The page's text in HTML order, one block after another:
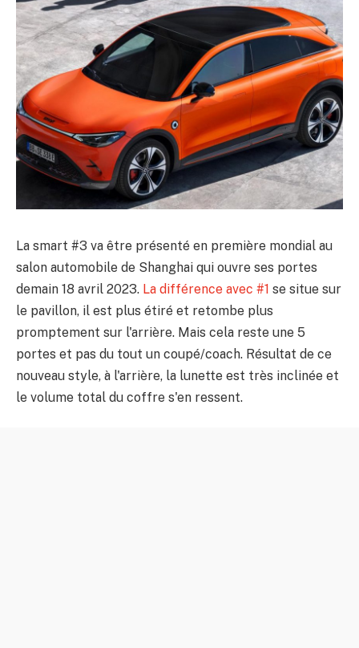
La smart #3 va être présenté en première mondial au
salon automobile de Shanghai qui ouvre ses portes
demain 18 avril 2023. La différence avec #1 se situe sur
le pavillon, il est plus étiré et retombe plus
promptement sur l'arrière. Mais cela reste une 5
portes et pas du tout un coupé/coach. Résultat de ce
nouveau style, à l'arrière, la lunette est très inclinée et
le volume total du coffre s'en ressent.